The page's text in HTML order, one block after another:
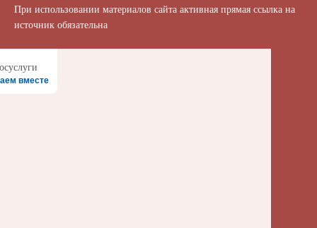
При использовании материалов сайта активная прямая ссылка на
источник обязательна
вместе